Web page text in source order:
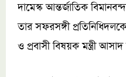
দামেস্ক আন্তর্জাতিক
তার সফরসঙ্গী প্রতিনিধিদলকে
ও প্রবাসী বিষয়ক মন্ত্রী